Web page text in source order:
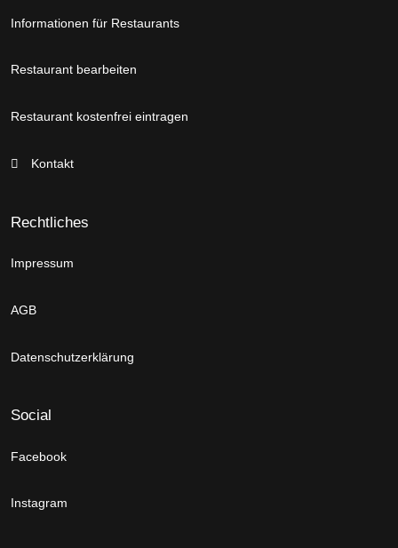
Informationen für Restaurants
Restaurant bearbeiten
Restaurant kostenfrei eintragen
Kontakt
Rechtliches
Impressum
AGB
Datenschutzerklärung
Social
Facebook
Instagram